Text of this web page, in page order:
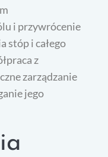
i przywrócenie
stóp i całego
z
zarządzanie
jego